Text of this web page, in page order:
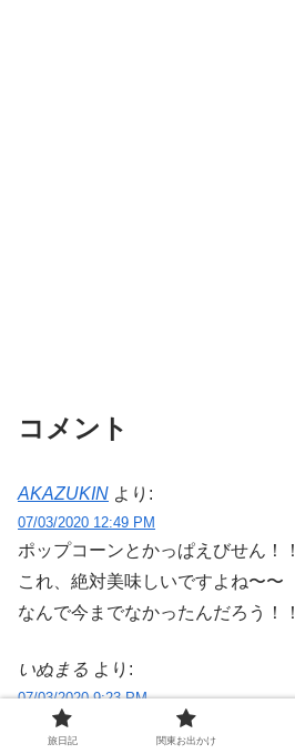
コメント
AKAZUKIN より:
07/03/2020 12:49 PM
ポップコーンとかっぱえびせん！！
これ、絶対美味しいですよね〜〜
なんで今までなかったんだろう！！
いぬまる より:
07/03/2020 9:23 PM
＞AKAZUKINさん
旅日記 関東お出かけ